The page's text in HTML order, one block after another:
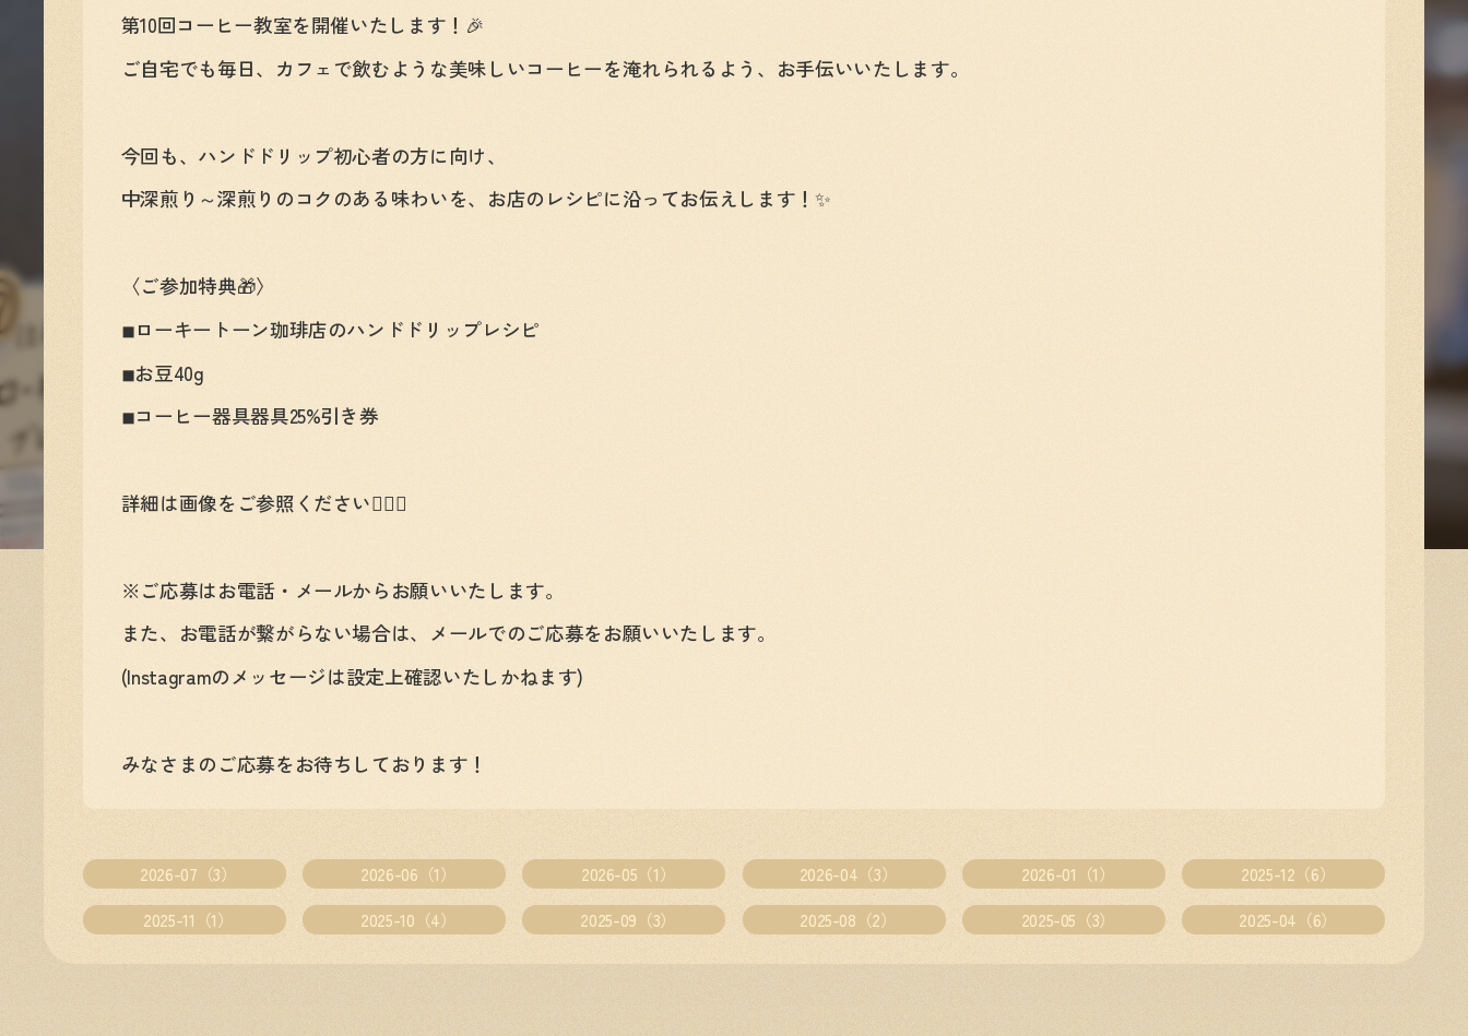
第10回コーヒー教室を開催いたします！🎉
ご自宅でも毎日、カフェで飲むような美味しいコーヒーを淹れられるよう、お手伝いいたします。
今回も、ハンドドリップ初心者の方に向け、
中深煎り～深煎りのコクのある味わいを、お店のレシピに沿ってお伝えします！✨
〈ご参加特典🎁〉
◾︎ローキートーン珈琲店のハンドドリップレシピ
◾︎お豆40g
◾︎コーヒー器具器具25%引き券
詳細は画像をご参照ください💁‍♀️✨
※ご応募はお電話・メールからお願いいたします。
また、お電話が繋がらない場合は、メールでのご応募をお願いいたします。
(Instagramのメッセージは設定上確認いたしかねます)
みなさまのご応募をお待ちしております！
2026-07（3） 2026-06（1） 2026-05（1） 2026-04（3） 2026-01（1）
2025-12（6）
2025-11（1）
2025-10（4） 2025-09（3） 2025-08（2） 2025-05（3） 2025-04（6）